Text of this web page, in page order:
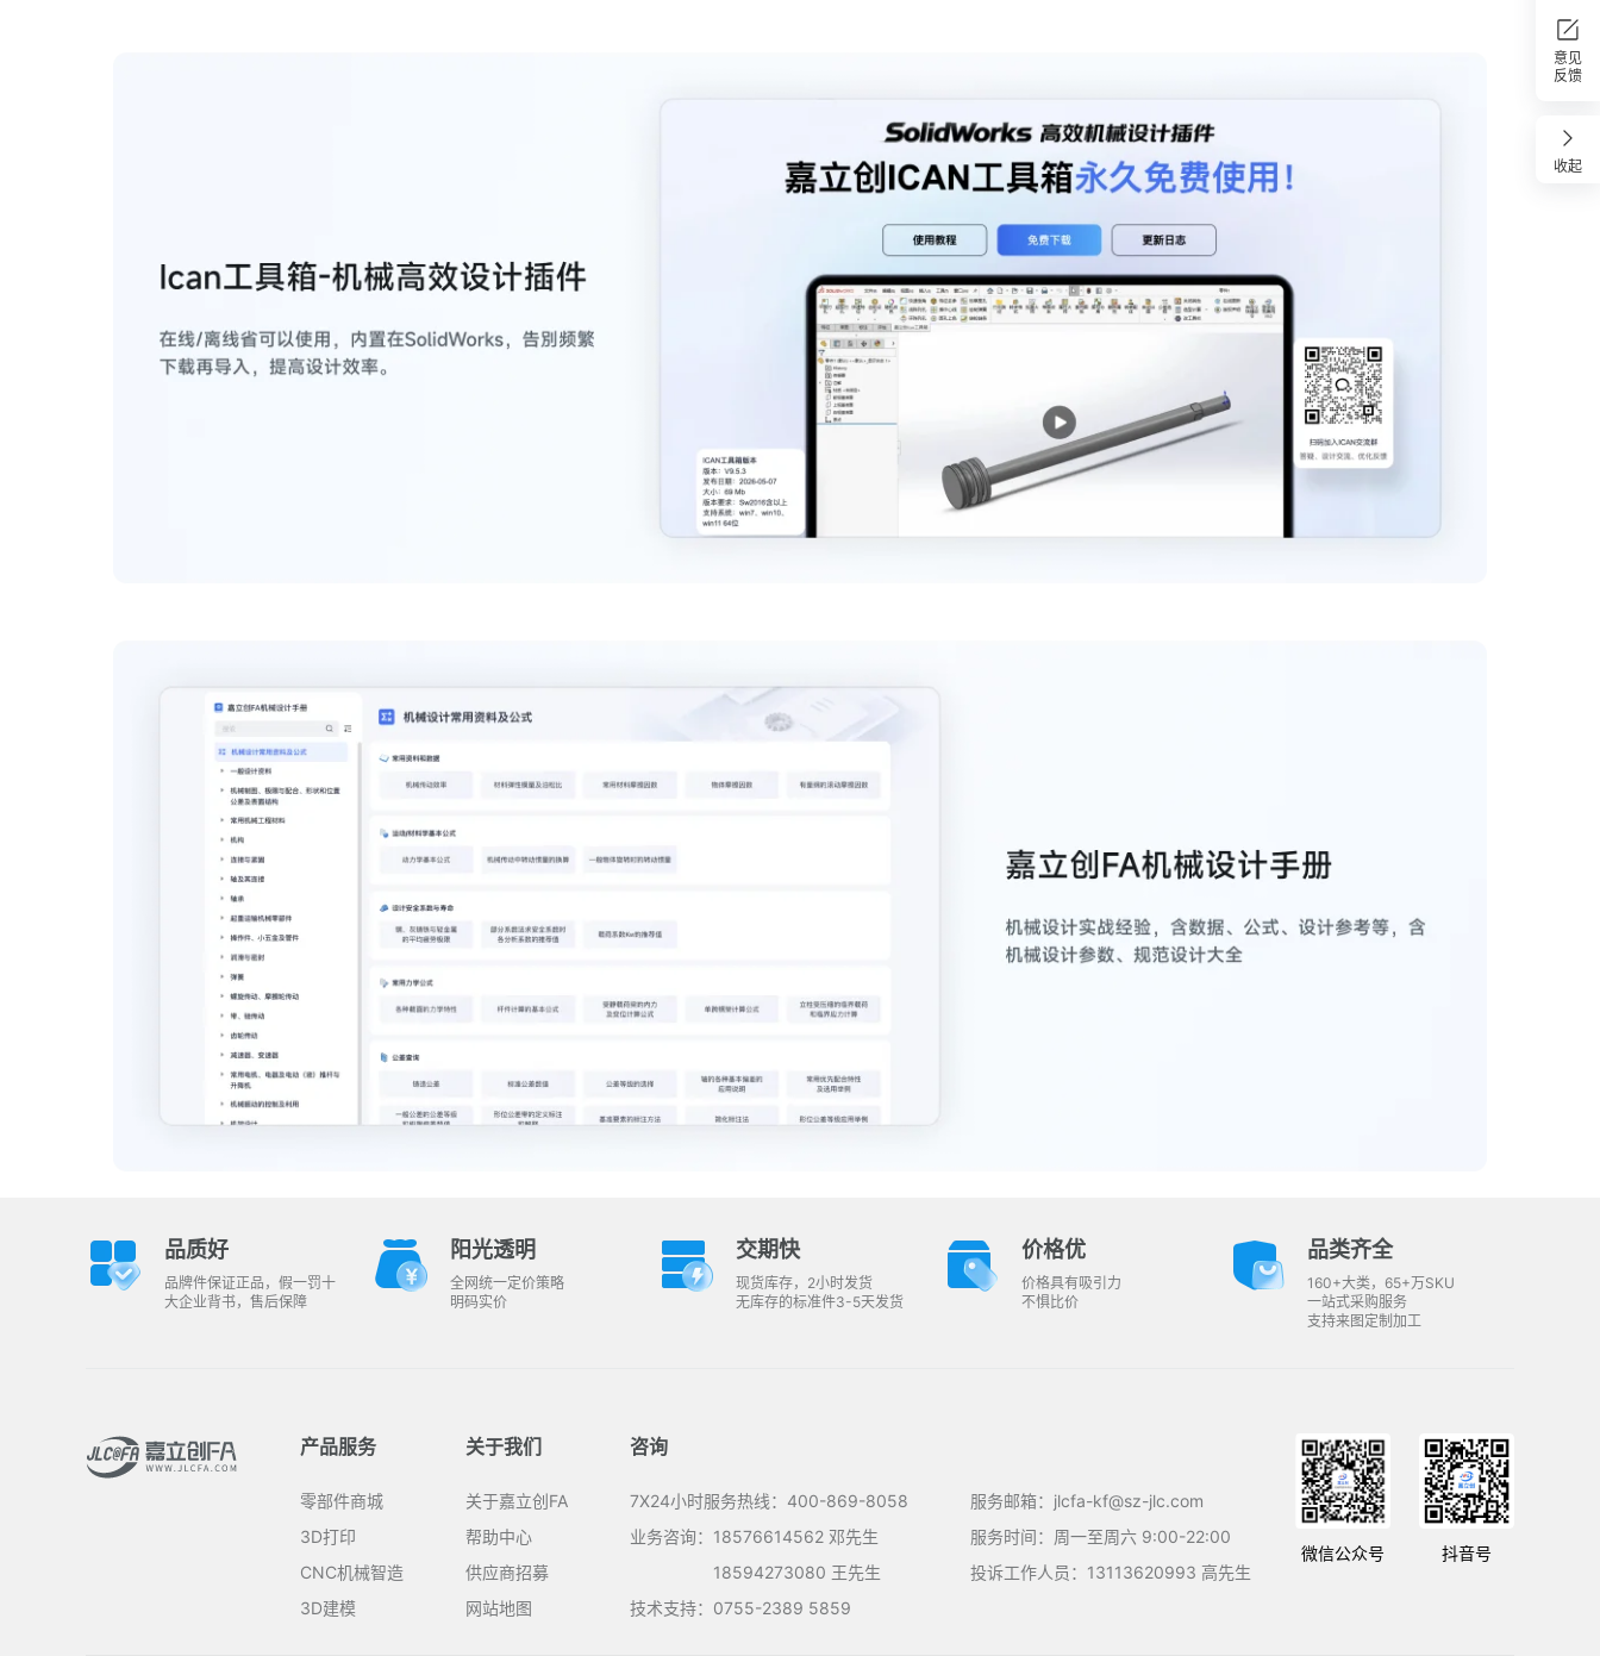
品质好
品牌件保证正品，假一罚十
大企业背书，售后保障
阳光透明
全网统一定价策略
明码实价
交期快
现货库存，2小时发货
无库存的标准件3-5天发货
价格优
价格具有吸引力
不惧比价
品类齐全
160+大类，65+万SKU
一站式采购服务
支持来图定制加工
产品服务
零部件商城
3D打印
CNC机械智造
3D建模
关于我们
关于嘉立创FA
帮助中心
供应商招募
网站地图
咨询
7X24小时服务热线：400-869-8058
业务咨询：18576614562 邓先生
18594273080 王先生
技术支持：0755-2389 5859
服务邮箱：jlcfa-kf@sz-jlc.com
服务时间：周一至周六 9:00-22:00
投诉工作人员：13113620993 高先生
微信公众号 抖音号
意见
反馈
收起